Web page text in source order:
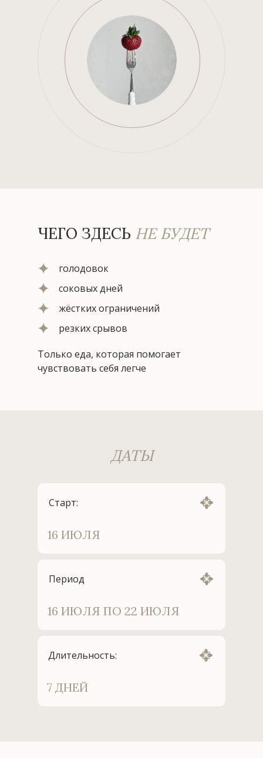
ЧЕГО ЗДЕСЬ НЕ БУДЕТ
Только еда, которая помогает
чувствовать себя легче
голодовок
соковых дней
резких срывов
жёстких ограничений
ДАТЫ
16 ИЮЛЯ
16 ИЮЛЯ ПО 22 ИЮЛЯ
7 ДНЕЙ
Старт:
Период
Длительность: